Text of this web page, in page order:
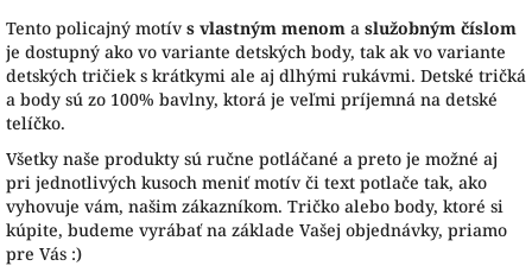
Tento policajný motív s vlastným menom a služobným číslom
je dostupný ako vo variante detských body, tak ak vo variante
detských tričiek s krátkymi ale aj dlhými rukávmi. Detské tričká
a body sú zo 100% bavlny, ktorá je veľmi príjemná na detské
telíčko.
Všetky naše produkty sú ručne potláčané a preto je možné aj
pri jednotlivých kusoch meniť motív či text potlače tak, ako
vyhovuje vám, našim zákazníkom. Tričko alebo body, ktoré si
kúpite, budeme vyrábať na základe Vašej objednávky, priamo
pre Vás :)